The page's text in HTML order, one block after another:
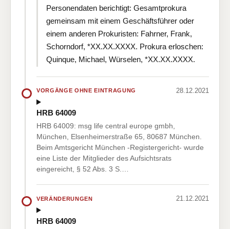
Personendaten berichtigt: Gesamtprokura
gemeinsam mit einem Geschäftsführer oder
einem anderen Prokuristen: Fahrner, Frank,
Schorndorf, *XX.XX.XXXX. Prokura erloschen:
Quinque, Michael, Würselen, *XX.XX.XXXX.
VORGÄNGE OHNE EINTRAGUNG 28.12.2021
HRB 64009
HRB 64009: msg life central europe gmbh,
München, Elsenheimerstraße 65, 80687 München.
Beim Amtsgericht München -Registergericht- wurde
eine Liste der Mitglieder des Aufsichtsrats
eingereicht, § 52 Abs. 3 S.…
VERÄNDERUNGEN 21.12.2021
HRB 64009